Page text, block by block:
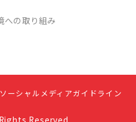
への取り組み
ソーシャルメディアガイドライン
Reserved.